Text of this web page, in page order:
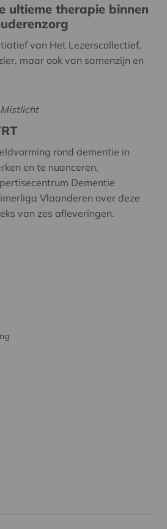
ultieme therapie binnen
van Het Lezerscollectief,
maar ook van samenzijn en
rond dementie in
en te nuanceren,
Dementie
Vlaanderen over deze
van zes afleveringen.